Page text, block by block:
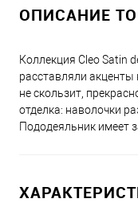
ОПИСАНИЕ
Коллекция Cleo Satin
расставляли акценты
не скользит,
отделка: наволочки
Пододеяльник имеет